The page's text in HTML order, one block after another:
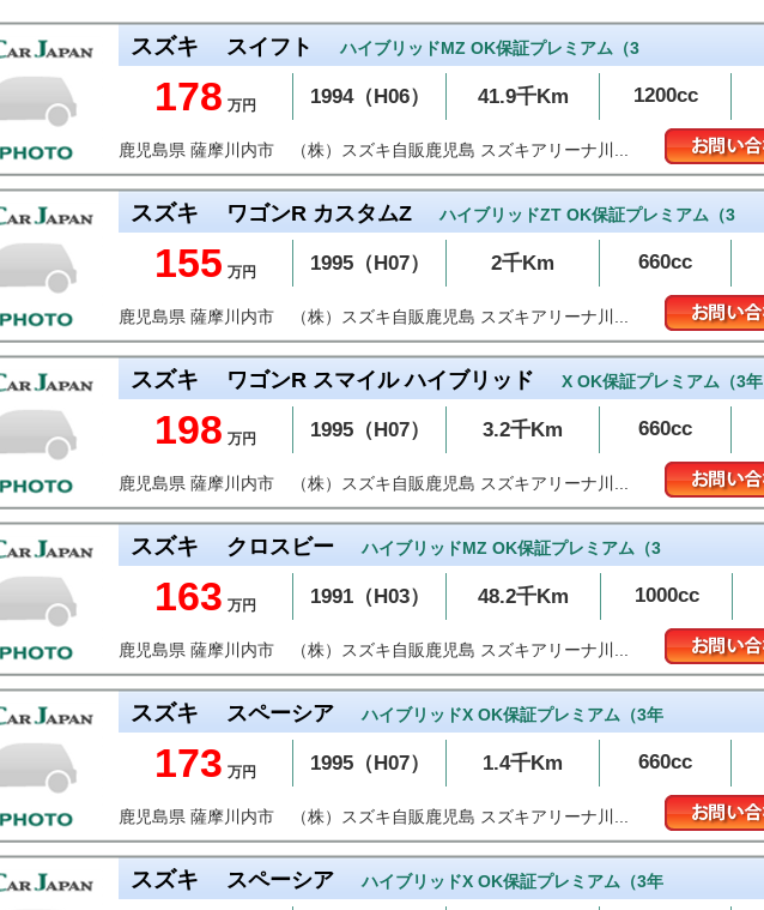
スズキ スイフト ハイブリッドMZ OK保証プレミアム（3
178 万円 1994（H06） 41.9千Km 1200cc
鹿児島県 薩摩川内市 （株）スズキ自販鹿児島 スズキアリーナ川...
スズキ ワゴンR カスタムZ ハイブリッドZT OK保証プレミアム（3
155 万円 1995（H07） 2千Km 660cc
鹿児島県 薩摩川内市 （株）スズキ自販鹿児島 スズキアリーナ川...
スズキ ワゴンR スマイル ハイブリッド X OK保証プレミアム（3年
198 万円 1995（H07） 3.2千Km 660cc
鹿児島県 薩摩川内市 （株）スズキ自販鹿児島 スズキアリーナ川...
スズキ クロスビー ハイブリッドMZ OK保証プレミアム（3
163 万円 1991（H03） 48.2千Km 1000cc
鹿児島県 薩摩川内市 （株）スズキ自販鹿児島 スズキアリーナ川...
スズキ スペーシア ハイブリッドX OK保証プレミアム（3年
173 万円 1995（H07） 1.4千Km 660cc
鹿児島県 薩摩川内市 （株）スズキ自販鹿児島 スズキアリーナ川...
スズキ スペーシア ハイブリッドX OK保証プレミアム（3年